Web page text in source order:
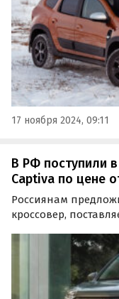
17 ноября 2024, 09:11
В РФ поступили
Captiva по цене
Россиянам
кроссовер,
сегодня
цене от 2 750 000
минимальные…